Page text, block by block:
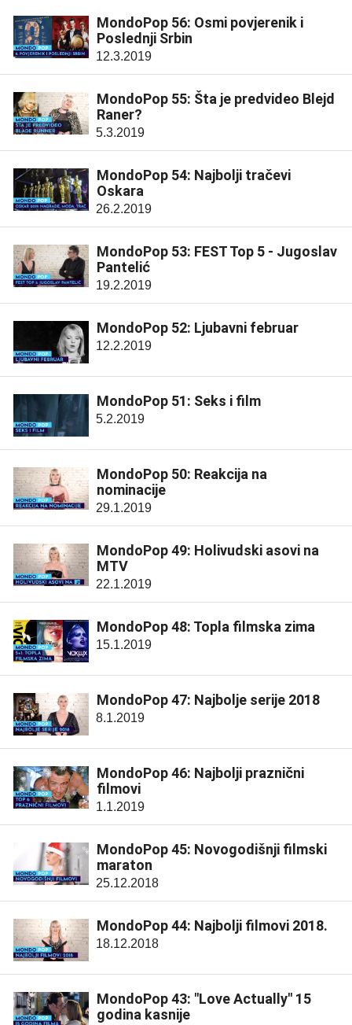
MondoPop 56: Osmi povjerenik i
Poslednji Srbin
12.3.2019
MondoPop 55: Šta je predvideo Blejd
Raner?
5.3.2019
MondoPop 54: Najbolji tračevi
Oskara
26.2.2019
MondoPop 53: FEST Top 5 - Jugoslav
Pantelić
19.2.2019
MondoPop 52: Ljubavni februar
12.2.2019
MondoPop 51: Seks i film
5.2.2019
MondoPop 50: Reakcija na
nominacije
29.1.2019
MondoPop 49: Holivudski asovi na
MTV
22.1.2019
MondoPop 48: Topla filmska zima
15.1.2019
MondoPop 47: Najbolje serije 2018
8.1.2019
MondoPop 46: Najbolji praznični
filmovi
1.1.2019
MondoPop 45: Novogodišnji filmski
maraton
25.12.2018
MondoPop 44: Najbolji filmovi 2018.
18.12.2018
MondoPop 43: "Love Actually" 15
godina kasnije